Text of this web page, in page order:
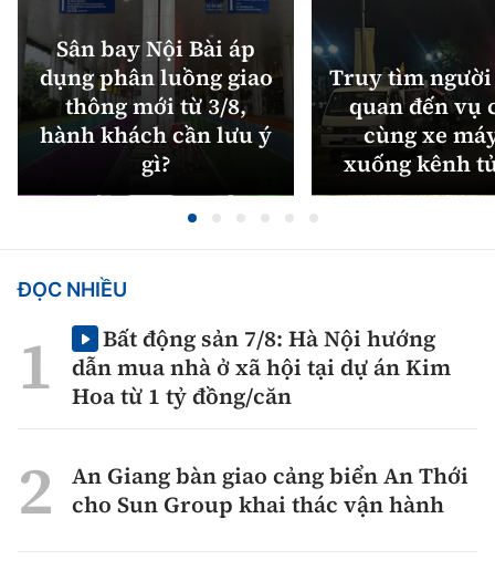
Sân bay Nội Bài áp
dụng phân luồng giao
thông mới từ 3/8,
hành khách cần lưu ý
gì?
Truy tìm
quan đến vụ
cùng xe
xuống kênh
ĐỌC NHIỀU
Bất động sản 7/8: Hà Nội hướng
dẫn mua nhà ở xã hội tại dự án Kim
Hoa từ 1 tỷ đồng/căn
An Giang bàn giao cảng biển An Thới
cho Sun Group khai thác vận hành